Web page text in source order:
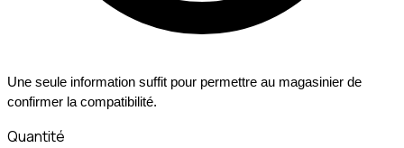
Une seule information suffit pour permettre au magasinier de
confirmer la compatibilité.
Quantité